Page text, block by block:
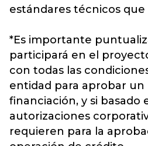
estándares técnicos que
*Es importante
participará en el
con todas las
entidad para aprobar
financiación, y si basado
autorizaciones
requieren para la